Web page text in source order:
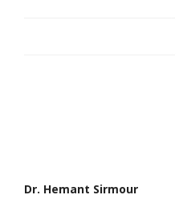
Dr. Hemant Sirmour